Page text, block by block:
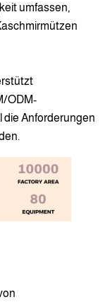
umfassen,
ODM-
die Anforderungen